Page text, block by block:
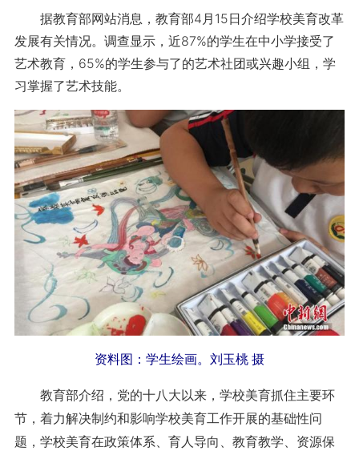
据教育部网站消息，教育部4月15日介绍学校美育改革
发展有关情况。调查显示，近87%的学生在中小学接受了
艺术教育，65%的学生参与了的艺术社团或兴趣小组，学
习掌握了艺术技能。
资料图：学生绘画。刘玉桃 摄
教育部介绍，党的十八大以来，学校美育抓住主要环
节，着力解决制约和影响学校美育工作开展的基础性问
题，学校美育在政策体系、育人导向、教育教学、资源保